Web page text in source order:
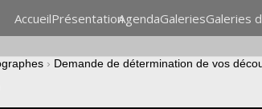
AccueilPrésentationAgendaGaleriesGaleries
› Demande de détermination de vos